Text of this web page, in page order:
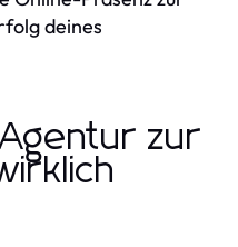
deines
zur